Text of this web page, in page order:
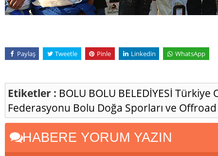
Paylaş Tweetle Pinle Linkedin WhatsApp
Etiketler : BOLU BOLU BELEDİYESİ Türkiye
Federasyonu Bolu Doğa Sporları ve Offroad
HABERE YORUM YAZIN